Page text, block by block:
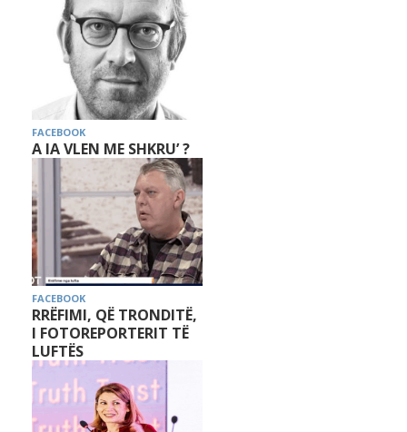
FACEBOOK
A IA VLEN ME SHKRU’ ?
FACEBOOK
RRËFIMI, QË TRONDITË,
I FOTOREPORTERIT TË
LUFTËS